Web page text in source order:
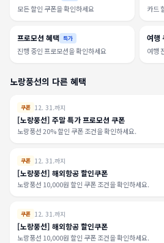
모든 할인 쿠폰을 확인하세요 카드
프로모션 혜택 특가
진행 중인 프로모션을 확인하세요
여행
여행
노랑풍선의 다른 혜택
쿠폰 12. 31.까지
[노랑풍선] 주말 특가 프로모션 쿠폰
노랑풍선 20% 할인 쿠폰 조건을 확인하세요.
쿠폰 12. 31.까지
[노랑풍선] 해외항공 할인쿠폰
노랑풍선 10,000원 할인 쿠폰 조건을 확인하세요.
쿠폰 12. 31.까지
[노랑풍선] 해외항공 할인쿠폰
노랑풍선 10,000원 할인 쿠폰 조건을 확인하세요.